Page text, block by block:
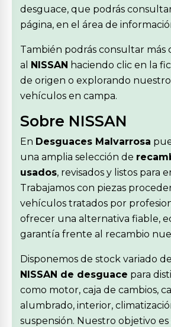
desguace, que podrás
página, en el área de
También podrás consultar más
al NISSAN haciendo clic en la
de origen o explorando
vehículos en campa.
Sobre NISSAN
En Desguaces Malvarrosa
una amplia selección de
usados, revisados y listos para
Trabajamos con piezas
vehículos tratados por
ofrecer una alternativa fiable,
garantía frente al recambio
Disponemos de stock variado de
NISSAN de desguace para
como motor, caja de cambios,
alumbrado, interior,
suspensión. Nuestro objetivo